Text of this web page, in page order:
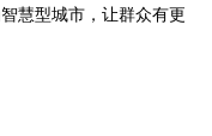
慧型城市，让群众有更